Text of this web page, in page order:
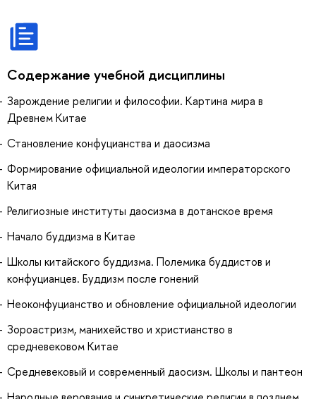
Содержание учебной дисциплины
Зарождение религии и философии. Картина мира в
Древнем Китае
Становление конфуцианства и даосизма
Формирование официальной идеологии императорского
Китая
Религиозные институты даосизма в дотанское время
Начало буддизма в Китае
Школы китайского буддизма. Полемика буддистов и
конфуцианцев. Буддизм после гонений
Неоконфуцианство и обновление официальной идеологии
Зороастризм, манихейство и христианство в
средневековом Китае
Средневековый и современный даосизм. Школы и пантеон